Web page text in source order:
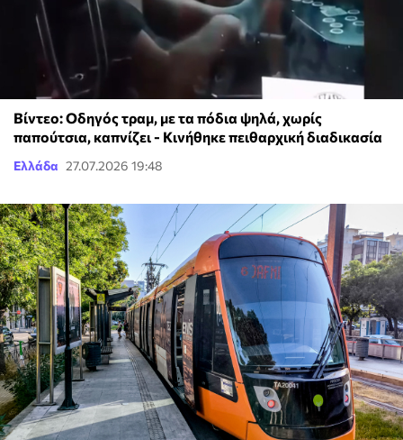
Βίντεο: Οδηγός τραμ, με τα πόδια ψηλά, χωρίς
παπούτσια, καπνίζει - Κινήθηκε πειθαρχική διαδικασία
Ελλάδα 27.07.2026 19:48